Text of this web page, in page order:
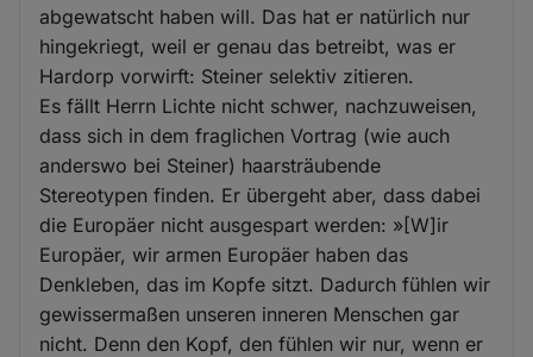
abgewatscht haben will. Das hat er natürlich nur
hingekriegt, weil er genau das betreibt, was er
Hardorp vorwirft: Steiner selektiv zitieren.
Es fällt Herrn Lichte nicht schwer, nachzuweisen,
dass sich in dem fraglichen Vortrag (wie auch
anderswo bei Steiner) haarsträubende
Stereotypen finden. Er übergeht aber, dass dabei
die Europäer nicht ausgespart werden: »[W]ir
Europäer, wir armen Europäer haben das
Denkleben, das im Kopfe sitzt. Dadurch fühlen wir
gewissermaßen unseren inneren Menschen gar
nicht. Denn den Kopf, den fühlen wir nur, wenn er